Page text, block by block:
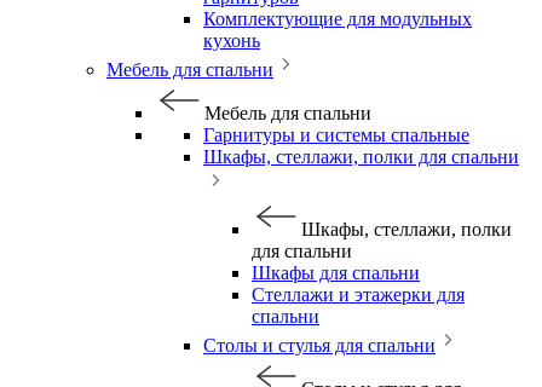
Комплектующие для модульных
кухонь
Мебель для спальни
Мебель для спальни
Гарнитуры и системы спальные
Шкафы, стеллажи, полки для спальни
Шкафы, стеллажи, полки
для спальни
Шкафы для спальни
Стеллажи и этажерки для
спальни
Столы и стулья для спальни